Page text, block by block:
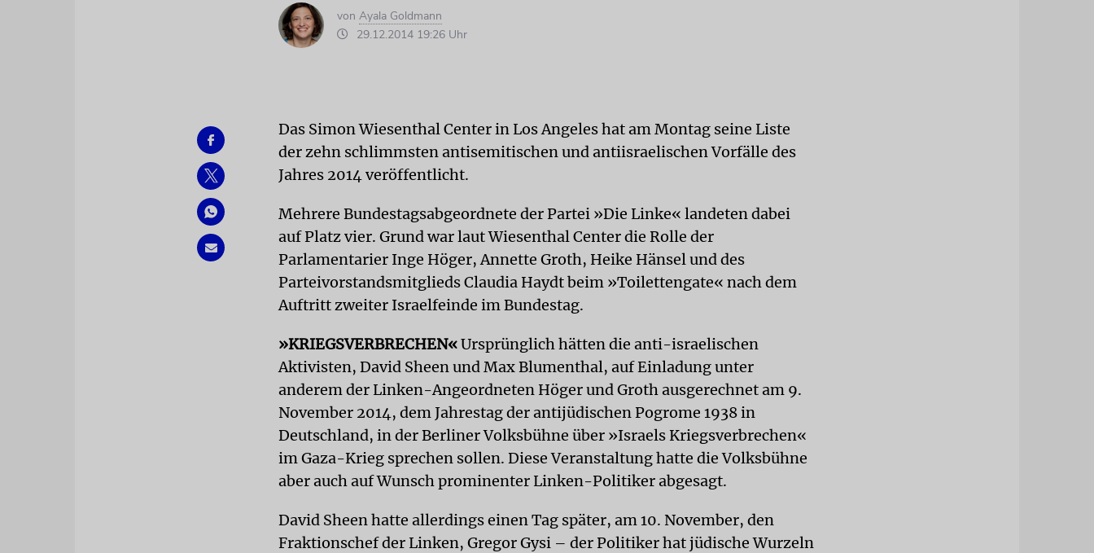
von Ayala Goldmann
29.12.2014 19:26 Uhr
Das Simon Wiesenthal Center in Los Angeles hat am Montag seine Liste
der zehn schlimmsten antisemitischen und antiisraelischen Vorfälle des
Jahres 2014 veröffentlicht.
Mehrere Bundestagsabgeordnete der Partei »Die Linke« landeten dabei
auf Platz vier. Grund war laut Wiesenthal Center die Rolle der
Parlamentarier Inge Höger, Annette Groth, Heike Hänsel und des
Parteivorstandsmitglieds Claudia Haydt beim »Toilettengate« nach dem
Auftritt zweiter Israelfeinde im Bundestag.
»KRIEGSVERBRECHEN«Ursprünglich hätten die anti-israelischen
Aktivisten, David Sheen und Max Blumenthal, auf Einladung unter
anderem der Linken-Angeordneten Höger und Groth ausgerechnet am 9.
November 2014, dem Jahrestag der antijüdischen Pogrome 1938 in
Deutschland, in der Berliner Volksbühne über »Israels Kriegsverbrechen«
im Gaza-Krieg sprechen sollen. Diese Veranstaltung hatte die Volksbühne
aber auch auf Wunsch prominenter Linken-Politiker abgesagt.
David Sheen hatte allerdings einen Tag später, am 10. November, den
Fraktionschef der Linken, Gregor Gysi – der Politiker hat jüdische Wurzeln